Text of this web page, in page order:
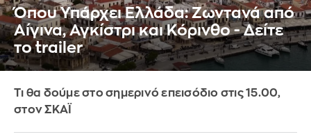
Όπου Υπάρχει Ελλάδα: Ζωντανά από
Αίγινα, Αγκίστρι και Κόρινθο - Δείτε
το trailer
Τι θα δούμε στο σημερινό επεισόδιο στις 15.00,
στον ΣΚΑΪ